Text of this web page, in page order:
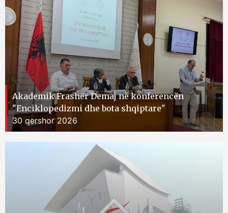
Akademik Frashër Demaj në konferencën
"Enciklopedizmi dhe bota shqiptare"
30 qershor 2026